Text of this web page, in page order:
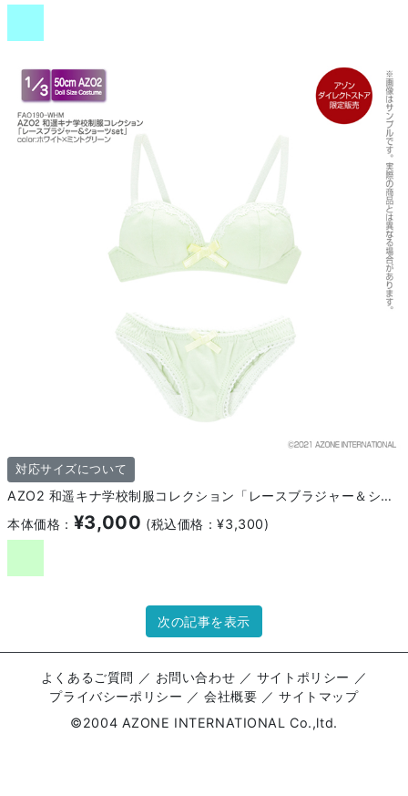
対応サイズについて
AZO2 和遥キナ学校制服コレクション「レースブラジャー＆ショーツset」
本体価格： ¥3,000 (税込価格：¥3,300)
次の記事を表示
よくあるご質問 ／ お問い合わせ ／ サイトポリシー ／
プライバシーポリシー ／ 会社概要 ／サイトマップ
©2004 AZONE INTERNATIONAL Co.,ltd.